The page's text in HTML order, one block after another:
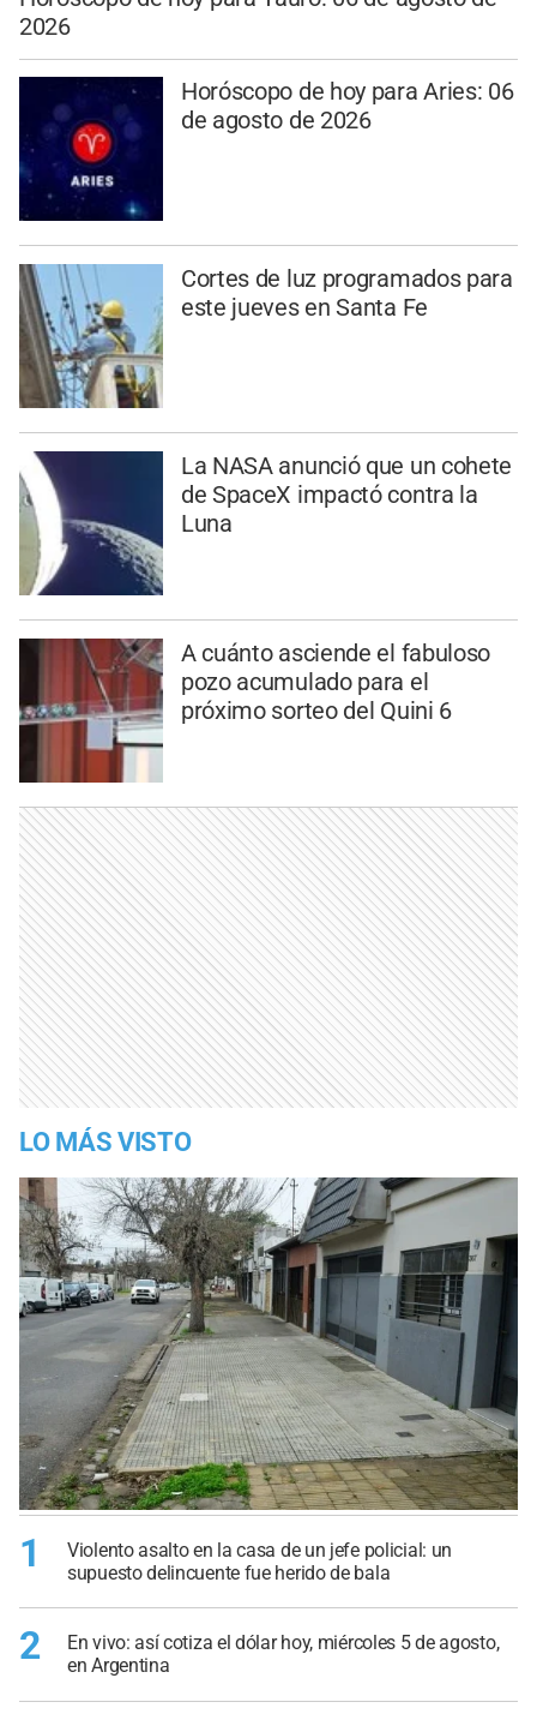
2026
Horóscopo de hoy para Aries: 06
de agosto de 2026
Cortes de luz programados para
este jueves en Santa Fe
La NASA anunció que un cohete
de SpaceX impactó contra la
Luna
A cuánto asciende el fabuloso
pozo acumulado para el
próximo sorteo del Quini 6
LO MÁS VISTO
1
Violento asalto en la casa de un jefe policial: un
supuesto delincuente fue herido de bala
2
En vivo: así cotiza el dólar hoy, miércoles 5 de agosto,
en Argentina